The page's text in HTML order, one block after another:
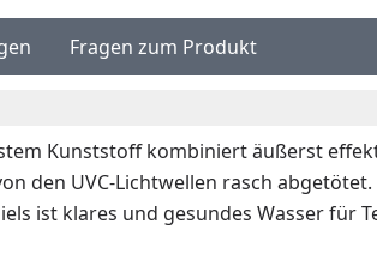
Fragen zum Produkt
Kunststoff kombiniert äußerst
den UVC-Lichtwellen rasch
ist klares und gesundes Wasser für